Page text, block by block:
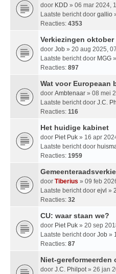
door KDD » 06 mar 2024,
Laatste bericht door gallio
Reacties: 4353
Verkiezingen oktober
door Job » 20 aug 2025,
Laatste bericht door MGG »
Reacties: 897
Wat voor Europeaan
door Ambtenaar » 08 mei
Laatste bericht door J.C.
Reacties: 116
Het huidige kabinet
door Piet Puk » 16 apr
Laatste bericht door
Reacties: 1959
door Tiberius » 09 feb
Laatste bericht door ejvl »
Reacties: 32
CU: waar staan we?
door Piet Puk » 20 sep
Laatste bericht door Job »
Reacties: 87
Niet-gereformeerden
door J.C. Philpot » 26 jan